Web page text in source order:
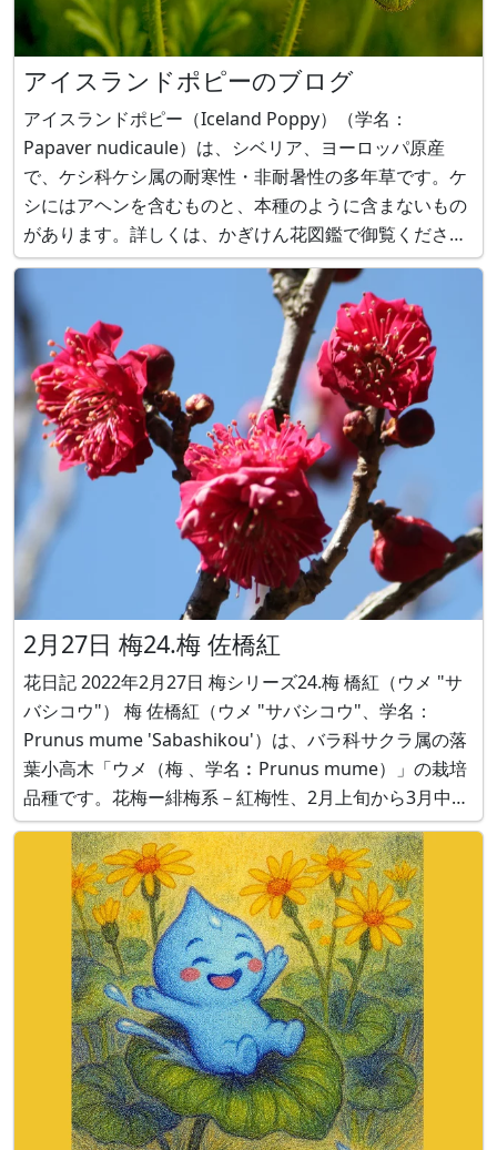
アイスランドポピーのブログ
アイスランドポピー（Iceland Poppy）（学名：
Papaver nudicaule）は、シベリア、ヨーロッパ原産
で、ケシ科ケシ属の耐寒性・非耐暑性の多年草です。ケ
シにはアヘンを含むものと、本種のように含まないもの
があります。詳しくは、かぎけん花図鑑で御覧くださ
い。 アイスランドポピー（Iceland Poppy）
https://www.flower-db.com/ja/flower:
2月27日 梅24.梅 佐橋紅
花日記 2022年2月27日 梅シリーズ24.梅 橋紅（ウメ "サ
バシコウ"） 梅 佐橋紅（ウメ "サバシコウ"、学名：
Prunus mume 'Sabashikou'）は、バラ科サクラ属の落
葉小高木「ウメ（梅 、学名︰Prunus mume）」の栽培
品種です。花梅ー緋梅系－紅梅性、2月上旬から3月中旬
に、一重で明るい紅色で丸い花弁、中輪（花径2～
2.5cm）、雄蕊は長く、黄色い葯が目立つ花を